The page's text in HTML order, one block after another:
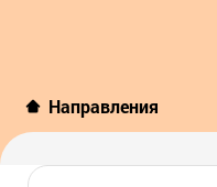
Направления